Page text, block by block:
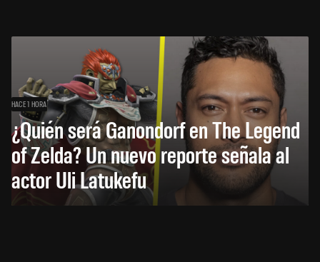
HACE 1 HORA
¿Quién será Ganondorf en The Legend
of Zelda? Un nuevo reporte señala al
actor Uli Latukefu